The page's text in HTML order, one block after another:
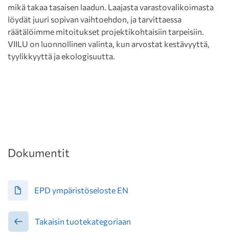
mikä takaa tasaisen laadun. Laajasta varastovalikoimasta
löydät juuri sopivan vaihtoehdon, ja tarvittaessa
räätälöimme mitoitukset projektikohtaisiin tarpeisiin.
VIILU on luonnollinen valinta, kun arvostat kestävyyttä,
tyylikkyyttä ja ekologisuutta.
Dokumentit
EPD ympäristöseloste EN
Takaisin tuotekategoriaan